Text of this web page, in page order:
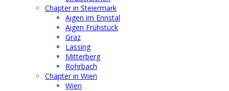
Chapter in Steiermark
Aigen im Ennstal
Aigen Frühstück
Graz
Lassing
Mitterberg
Rohrbach
Chapter in Wien
Wien